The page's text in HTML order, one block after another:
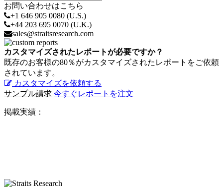
お問い合わせはこちら
+1 646 905 0080 (U.S.)
+44 203 695 0070 (U.K.)
sales@straitsresearch.com
カスタマイズされたレポートが必要ですか？
既存のお客様の80％がカスタマイズされたレポートをご依頼
されています。
カスタマイズを依頼する
サンプル請求 今すぐレポートを注文
掲載実績：